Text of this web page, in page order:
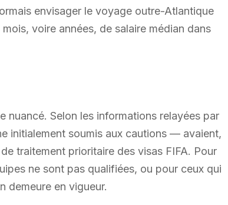
envisager le voyage outre-Atlantique
voire années, de salaire médian dans
nuancé. Selon les informations relayées par
initialement soumis aux cautions — avaient,
traitement prioritaire des visas FIFA. Pour
ne sont pas qualifiées, ou pour ceux qui
demeure en vigueur.